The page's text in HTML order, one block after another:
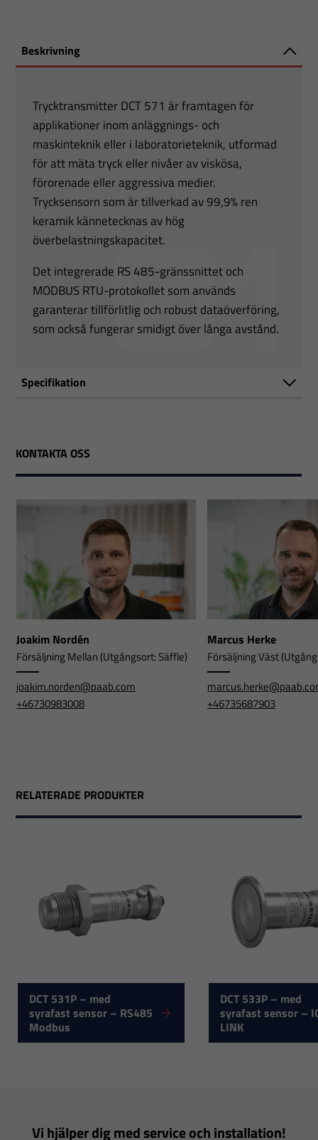
Beskrivning
Trycktransmitter DCT 571 är framtagen för
applikationer inom anläggnings- och
maskinteknik eller i laboratorieteknik, utformad
för att mäta tryck eller nivåer av viskösa,
förorenade eller aggressiva medier.
Trycksensorn som är tillverkad av 99,9% ren
keramik kännetecknas av hög
överbelastningskapacitet.
Det integrerade RS 485-gränssnittet och
MODBUS RTU-protokollet som används
garanterar tillförlitlig och robust dataöverföring,
som också fungerar smidigt över långa avstånd.
Specifikation
KONTAKTA OSS
Joakim Nordén
Försäljning Mellan (Utgångsort: Säffle)
joakim.norden@paab.com
+46730983008
Marcus Herke
Försäljning Väst
+46735687903
RELATERADE PRODUKTER
DCT 531P – med
syrafast sensor – RS485
Modbus
DCT 533P – med
syrafast sensor –
LINK
Vi hjälper dig med service och installation!
Nödvändiga
att hemsidan